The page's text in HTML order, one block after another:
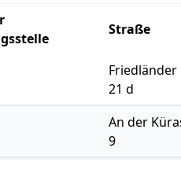
Straße
21 d
An der
9